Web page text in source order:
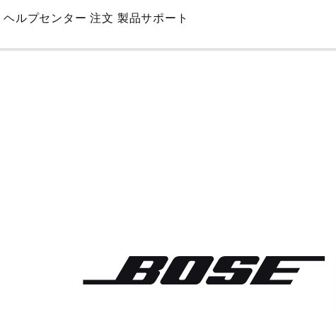
Skip
Main
ヘルプセンター 注文 製品サポート